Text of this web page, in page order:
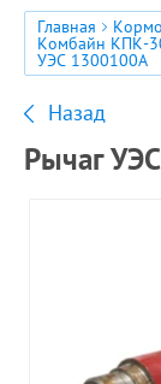
Главная
Комбайн КПК-
УЭС 1300100А
Назад
Рычаг